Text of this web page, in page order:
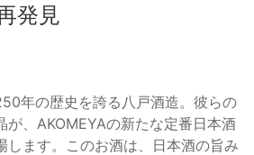
発見
年の歴史を誇る八戸酒造。彼らの
が、AKOMEYAの新たな定番日本酒
します。このお酒は、日本酒の旨み